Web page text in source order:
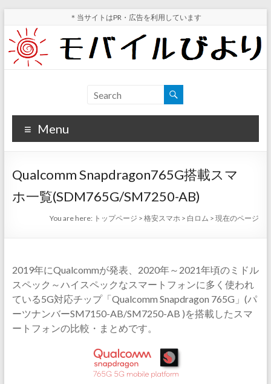
content
＊当サイトはPR・広告を利用しています
バ
イ
ル
び
よ
ビュ
ホ値
下げ
ト
Menu
Qualcomm Snapdragon765G搭載スマ
ホ一覧(SDM765G/SM7250-AB)
You are here: トップページ >格安スマホ > 白ロム >現在のページ
2019年にQualcommが発表、2020年～2021年頃のミドル
スペック～ハイスペックなスマートフォンに多く使われ
ている5G対応チップ「Qualcomm Snapdragon 765G」(パ
ーツナンバーSM7150-AB/SM7250-AB )を搭載したスマ
ートフォンの比較・まとめです。